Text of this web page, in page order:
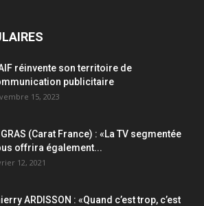
réinvente son territoire de
publicitaire
15, 2023
GRAS (Carat France) : «La TV segmentée
offrira également...
12, 2021
ARDISSON : «Quand c’est trop, c’est